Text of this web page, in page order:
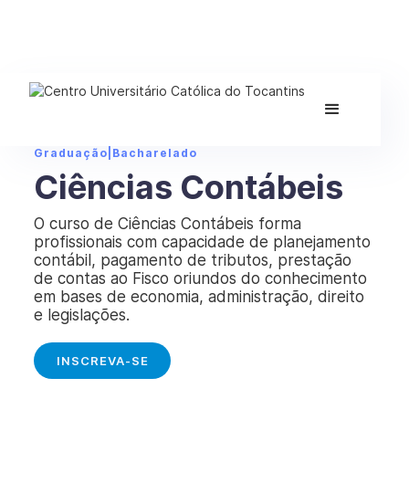
Graduação Bacharelado
Ciências Contábeis
O curso de Ciências Contábeis forma
profissionais com capacidade de planejamento
contábil, pagamento de tributos, prestação
de contas ao Fisco oriundos do conhecimento
em bases de economia, administração, direito
e legislações.
INSCREVA-SE